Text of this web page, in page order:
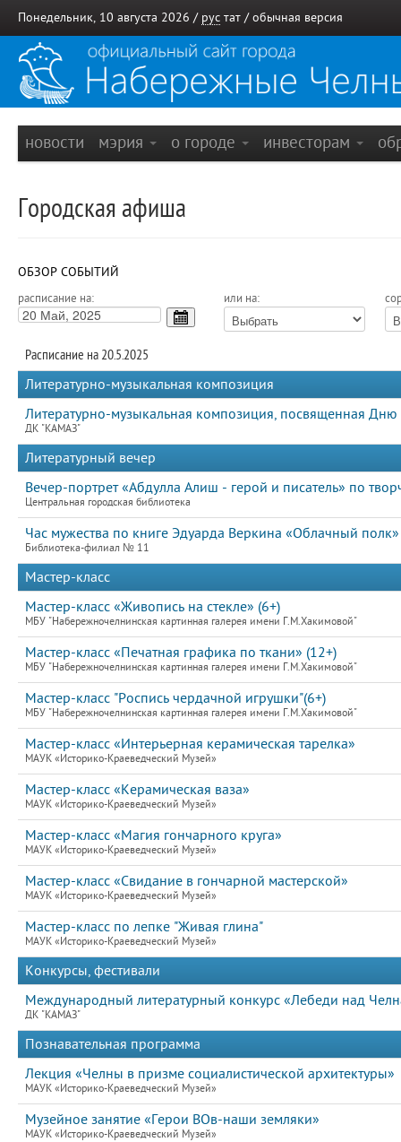
Понедельник, 10 августа 2026 / рус тат / обычная версия
новости мэрия о городе инвесторам
Городская афиша
ОБЗОР СОБЫТИЙ
расписание на: или на:
Расписание на 20.5.2025
Литературно-музыкальная композиция
Литературно-музыкальная композиция, посвященная
ДК "КАМАЗ"
Литературный вечер
Вечер-портрет «Абдулла Алиш - герой и писатель» по
Центральная городская библиотека
Час мужества по книге Эдуарда Веркина «Облачный
Библиотека-филиал № 11
Мастер-класс
Мастер-класс «Живопись на стекле» (6+)
МБУ "Набережночелнинская картинная галерея имени Г.М.Хакимовой"
Мастер-класс «Печатная графика по ткани» (12+)
МБУ "Набережночелнинская картинная галерея имени Г.М.Хакимовой"
Мастер-класс "Роспись чердачной игрушки"(6+)
МБУ "Набережночелнинская картинная галерея имени Г.М.Хакимовой"
Мастер-класс «Интерьерная керамическая тарелка»
МАУК «Историко-Краеведческий Музей»
Мастер-класс «Керамическая ваза»
МАУК «Историко-Краеведческий Музей»
Мастер-класс «Магия гончарного круга»
МАУК «Историко-Краеведческий Музей»
Мастер-класс «Свидание в гончарной мастерской»
МАУК «Историко-Краеведческий Музей»
Мастер-класс по лепке "Живая глина"
МАУК «Историко-Краеведческий Музей»
Конкурсы, фестивали
Международный литературный конкурс «Лебеди над
ДК "КАМАЗ"
Познавательная программа
Лекция «Челны в призме социалистической архитектуры»
МАУК «Историко-Краеведческий Музей»
Музейное занятие «Герои ВОв-наши земляки»
МАУК «Историко-Краеведческий Музей»